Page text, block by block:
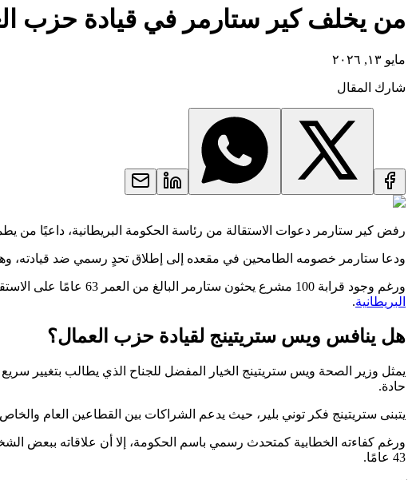
من يخلف كير ستارمر في قيادة حزب
مايو ١٣, ٢٠٢٦
شارك المقال
رفض كير ستارمر دعوات الاستقالة من رئاسة الحكومة البريطانية، داعيًا من
ودعا ستارمر خصومه الطامحين في مقعده إلى إطلاق تحدٍ رسمي ضد قيادته، وهو إجراء يتطلب اتحاد
ورغم وجود قرابة 100 مشرع يحثون ستارمر البالغ من العمر 63 عامًا على الاستقالة علانية، إلا أن أحدًا لم يخط الخطوة الأولى رسميًا حتى الآن، وسط ترقب لما ستسفر عنه الأيام القادمة في أروقة
البريطانية.
هل ينافس ويس ستريتينج لقيادة حزب العمال؟
يمثل وزير الصحة ويس ستريتينج الخيار المفضل للجناح الذي يطالب بتغيير
حادة.
يتبنى ستريتينج فكر توني بلير، حيث يدعم الشراكات بين القطاعين العام
ورغم كفاءته الخطابية كمتحدث رسمي باسم الحكومة، إلا أن علاقاته ببعض
43 عامًا.